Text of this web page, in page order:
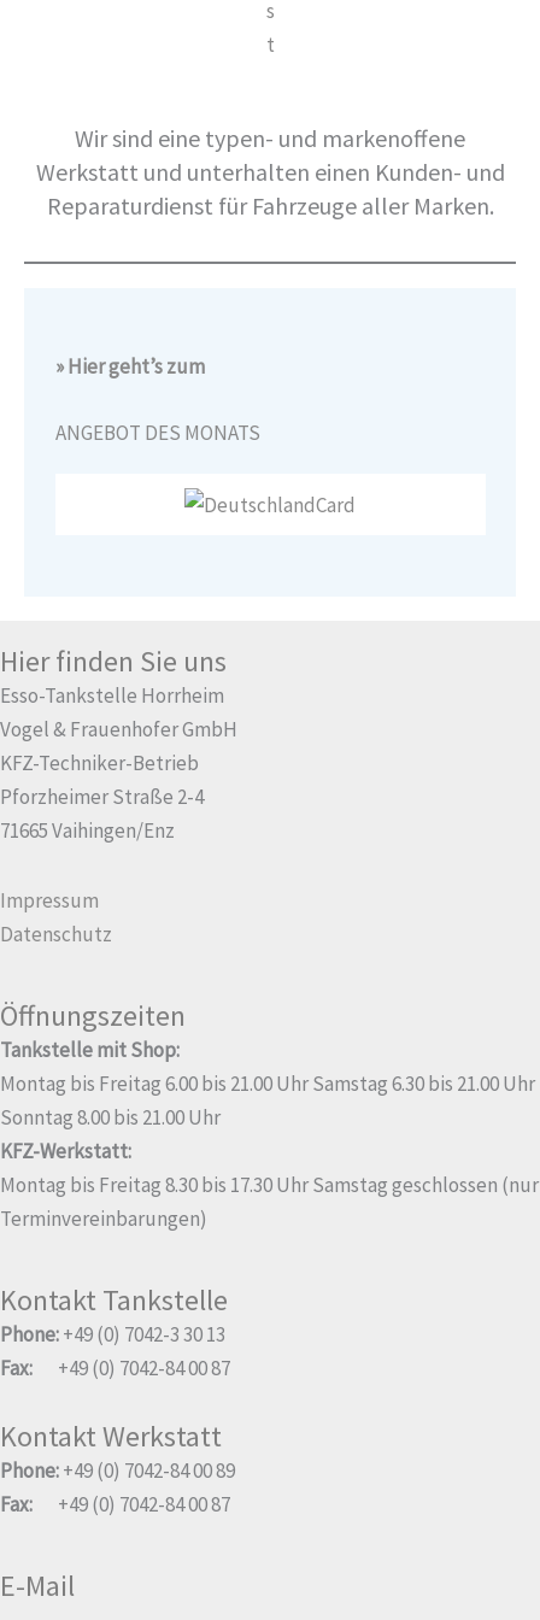
s
t
Wir sind eine typen- und markenoffene
Werkstatt und unterhalten einen Kunden- und
Reparaturdienst für Fahrzeuge aller Marken.
» Hier geht’s zum
ANGEBOT DES MONATS
Hier finden Sie uns
Esso-Tankstelle Horrheim
Vogel & Frauenhofer GmbH
KFZ-Techniker-Betrieb
Pforzheimer Straße 2-4
71665 Vaihingen/Enz
Impressum
Datenschutz
Öffnungszeiten
Tankstelle mit Shop:
Montag bis Freitag 6.00 bis 21.00 Uhr Samstag 6.30 bis 21.00 Uhr
Sonntag 8.00 bis 21.00 Uhr
KFZ-Werkstatt:
Montag bis Freitag 8.30 bis 17.30 Uhr Samstag geschlossen (nur
Terminvereinbarungen)
Kontakt Tankstelle
Phone:+49 (0) 7042-3 30 13
Fax: +49 (0) 7042-84 00 87
Kontakt Werkstatt
Phone:+49 (0) 7042-84 00 89
Fax: +49 (0) 7042-84 00 87
E-Mail